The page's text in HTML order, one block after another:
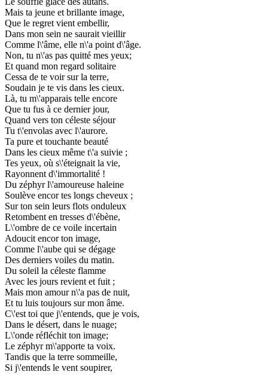
Mais ta jeune et brillante image,
Que le regret vient embellir,
Dans mon sein ne saurait vieillir
Comme l\'âme, elle n\'a point d\'âge.
Non, tu n\'as pas quitté mes yeux;
Et quand mon regard solitaire
Cessa de te voir sur la terre,
Soudain je te vis dans les cieux.
Là, tu m\'apparais telle encore
Que tu fus à ce dernier jour,
Quand vers ton céleste séjour
Tu t\'envolas avec l\'aurore.
Ta pure et touchante beauté
Dans les cieux même t\'a suivie ;
Tes yeux, où s\'éteignait la vie,
Rayonnent d\'immortalité !
Du zéphyr l\'amoureuse haleine
Soulève encor tes longs cheveux ;
Sur ton sein leurs flots onduleux
Retombent en tresses d\'ébène,
L\'ombre de ce voile incertain
Adoucit encor ton image,
Comme l\'aube qui se dégage
Des derniers voiles du matin.
Du soleil la céleste flamme
Avec les jours revient et fuit ;
Mais mon amour n\'a pas de nuit,
Et tu luis toujours sur mon âme.
C\'est toi que j\'entends, que je vois,
Dans le désert, dans le nuage;
L\'onde réfléchit ton image;
Le zéphyr m\'apporte ta voix.
Tandis que la terre sommeille,
Si j\'entends le vent soupirer,